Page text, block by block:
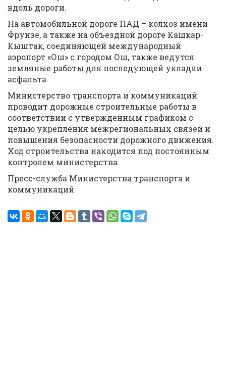
вдоль дороги.
На автомобильной дороге ПАД – колхоз имени
Фрунзе, а также на объездной дороге Кашкар-
Кыштак, соединяющей международный
аэропорт «Ош» с городом Ош, также ведутся
земляные работы для последующей укладки
асфальта.
Министерство транспорта и коммуникаций
проводит дорожные строительные работы в
соответствии с утвержденным графиком с
целью укрепления межрегиональных связей и
повышения безопасности дорожного движения.
Ход строительства находится под постоянным
контролем министерства.
Пресс-служба Министерства транспорта и
коммуникаций